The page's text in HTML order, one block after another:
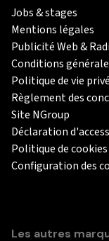
Jobs & stages
Mentions légales
Publicité Web &
Conditions
Politique de vie
Règlement des
Site NGroup
Déclaration
Politique de cookies
Configuration des
Les autres